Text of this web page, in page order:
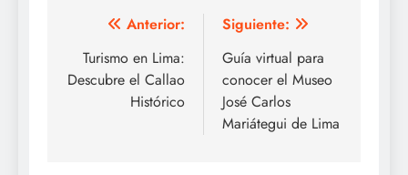
Navegación
de
entradas
Anterior:
Turismo en Lima:
Descubre el Callao
Histórico
Siguiente:
Guía virtual para
conocer el Museo
José Carlos
Mariátegui de Lima